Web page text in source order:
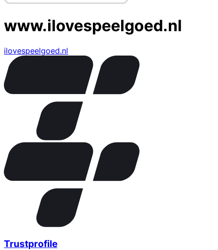
www.ilovespeelgoed.nl
ilovespeelgoed.nl
Trustprofile